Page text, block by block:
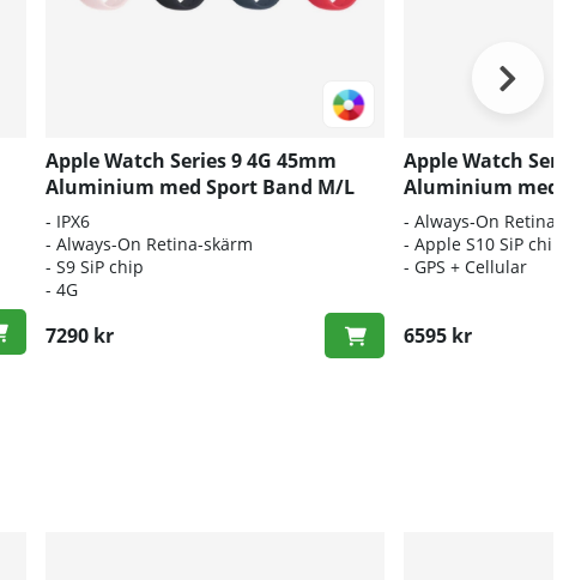
Apple Watch Series 9 4G 45mm
Aluminium med Sport Band M/L
- IPX6
- Always-On Retina-skärm
-S9 SiP chip
- 4G
7290 kr
Apple Watch
Aluminium med
- Always‑On
- Apple S10 SiP chip
- GPS + Cellular
6595 kr